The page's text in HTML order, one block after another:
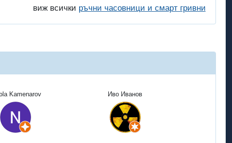
виж всички ръчни часовници и смарт гривни
Kamenarov Иво Иванов